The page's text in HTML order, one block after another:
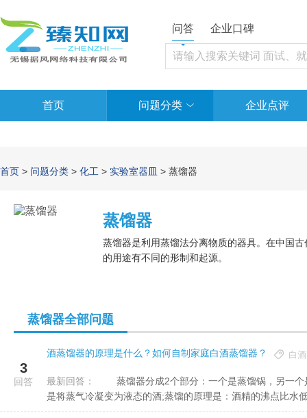
问答 企业口碑
首页 问题分类 企业点评
首页 > 问题分类 > 化工 > 实验室器皿 > 蒸馏器
蒸馏器
蒸馏器是利用蒸馏法分离物质的器具。在中国
的用途有不同的形制和起源。
蒸馏器全部问题
3
回答
酒蒸馏器的原理是什么？如何自制家庭白酒蒸馏器？ 白酒
最新回答：
是将蒸气冷凝变为液态的酒;蒸馏的原理是：酒精的沸点比水